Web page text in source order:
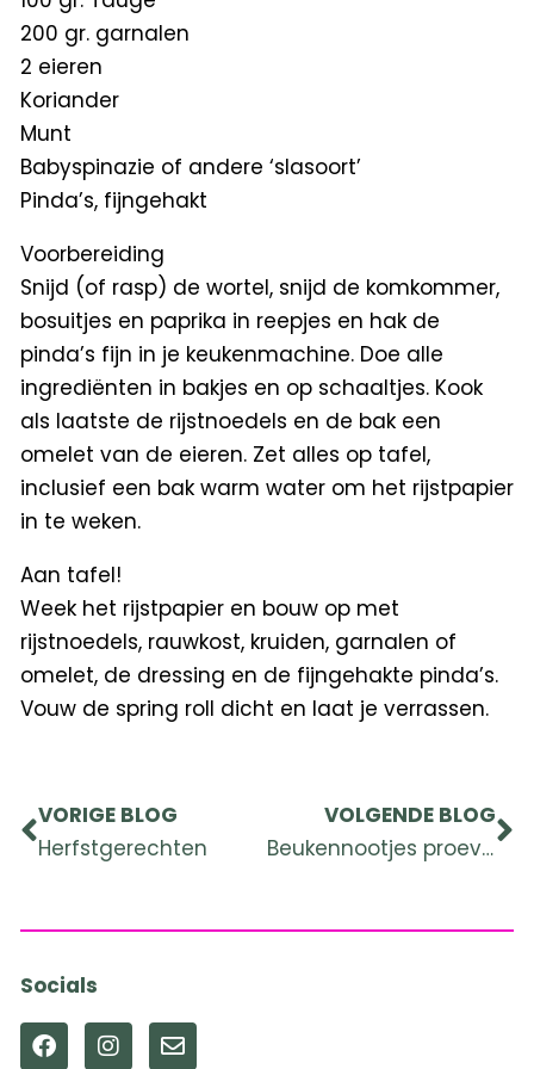
200 gr. garnalen
2 eieren
Koriander
Munt
Babyspinazie of andere ‘slasoort’
Pinda’s, fijngehakt
Voorbereiding
Snijd (of rasp) de wortel, snijd de komkommer,
bosuitjes en paprika in reepjes en hak de
pinda’s fijn in je keukenmachine. Doe alle
ingrediënten in bakjes en op schaaltjes. Kook
als laatste de rijstnoedels en de bak een
omelet van de eieren. Zet alles op tafel,
inclusief een bak warm water om het rijstpapier
in te weken.
Aan tafel!
Week het rijstpapier en bouw op met
rijstnoedels, rauwkost, kruiden, garnalen of
omelet, de dressing en de fijngehakte pinda’s.
Vouw de spring roll dicht en laat je verrassen.
VORIGE BLOG
Herfstgerechten
VOLGENDE BLOG
Beukennootjes proeven
Socials
F
a
I
n
E
n